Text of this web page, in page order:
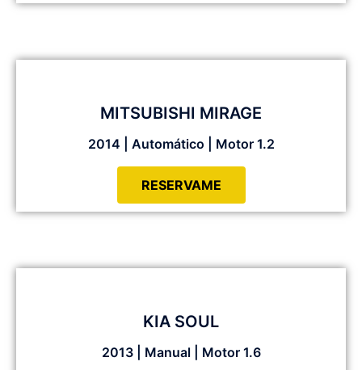
MITSUBISHI MIRAGE
2014 | Automático | Motor 1.2
RESERVAME
KIA SOUL
2013 | Manual | Motor 1.6